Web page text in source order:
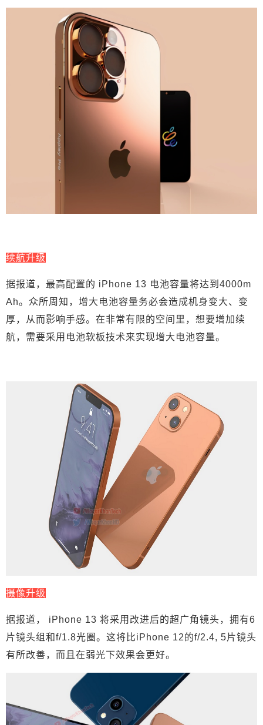
续航升级
据报道，最高配置的 iPhone 13 电池容量将达到4000m
Ah。众所周知，增大电池容量务必会造成机身变大、变
厚，从而影响手感。在非常有限的空间里，想要增加续
航，需要采用电池软板技术来实现增大电池容量。
摄像升级
据报道， iPhone 13 将采用改进后的超广角镜头，拥有6
片镜头组和f/1.8光圈。这将比iPhone 12的f/2.4, 5片镜头
有所改善，而且在弱光下效果会更好。
“王守义没有骗我们”，iPhone 13 真的香！加量不加
价。 0 收藏